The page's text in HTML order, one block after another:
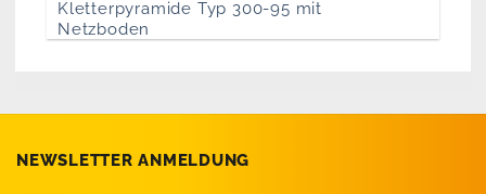
Kletterpyramide Typ 300-95 mit
Netzboden
NEWSLETTER ANMELDUNG